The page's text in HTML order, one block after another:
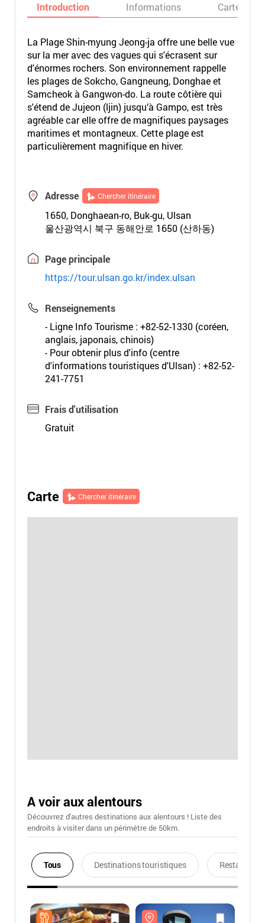
Introduction Informations Carte
La Plage Shin-myung Jeong-ja offre une belle vue
sur la mer avec des vagues qui s'écrasent sur
d'énormes rochers. Son environnement rappelle
les plages de Sokcho, Gangneung, Donghae et
Samcheok à Gangwon-do. La route côtière qui
s'étend de Jujeon (ljin) jusqu’à Gampo, est très
agréable car elle offre de magnifiques paysages
maritimes et montagneux. Cette plage est
particulièrement magnifique en hiver.
Adresse Chercher itinéraire
1650, Donghaean-ro, Buk-gu, Ulsan
울산광역시 북구 동해안로 1650 (산하동)
Page principale
https://tour.ulsan.go.kr/index.ulsan
Renseignements
- Ligne Info Tourisme : +82-52-1330 (coréen,
anglais, japonais, chinois)
- Pour obtenir plus d'info (centre
d'informations touristiques d'Ulsan) : +82-52-
241-7751
Frais d'utilisation
Gratuit
Carte Chercher itinéraire
A voir aux alentours
Découvrez d'autres destinations aux alentours ! Liste des
endroits à visiter dans un périmétre de 50km.
Tous Destinations touristiques Restaurants